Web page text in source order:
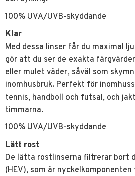
100% UVA/UVB-skyddande
Klar
Med dessa linser får du maximal
gör att du ser de exakta
eller mulet väder, såväl som
inomhusbruk. Perfekt för
tennis, handboll och futsal, och
timmarna.
100% UVA/UVB-skyddande
Lätt rost
De lätta rostlinserna filtrerar bort
(HEV), som är